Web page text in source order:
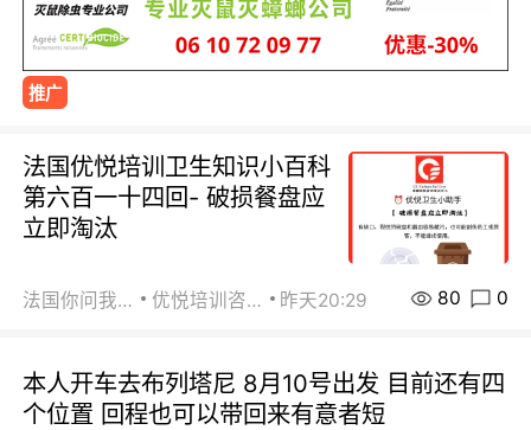
推广
法国优悦培训卫生知识小百科
第六百一十四回- 破损餐盘应
立即淘汰
法国你问我答 优悦培训咨询 昨天20:29 80 0
本人开车去布列塔尼 8月10号出发 目前还有四
个位置 回程也可以带回来有意者短